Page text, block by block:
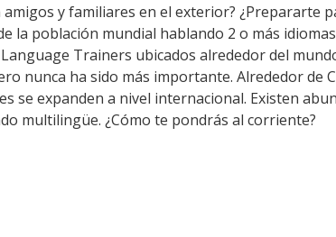
y familiares en el exterior? ¿Prepararte
la población mundial hablando 2 o más
Trainers ubicados alrededor del
nunca ha sido más importante. Alrededor
se expanden a nivel internacional. Existen
multilingüe. ¿Cómo te pondrás al corriente?